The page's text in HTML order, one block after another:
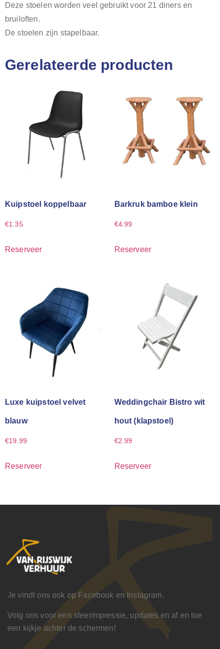
Deze stoelen worden veel gebruikt voor 21 diners en
bruiloften.
De stoelen zijn stapelbaar.
Gerelateerde producten
Kuipstoel koppelbaar
€1.35
Reserveer
Barkruk bamboe klein
€4.99
Reserveer
Luxe kuipstoel velvet
blauw
€19.99
Reserveer
Weddingchair Bistro wit
hout (klapstoel)
€2.99
Reserveer
Je vindt ons ook op Facebook en Instagram.
Volg ons voor een sfeerimpressie, updates en af en toe
een kijkje achter de schermen!